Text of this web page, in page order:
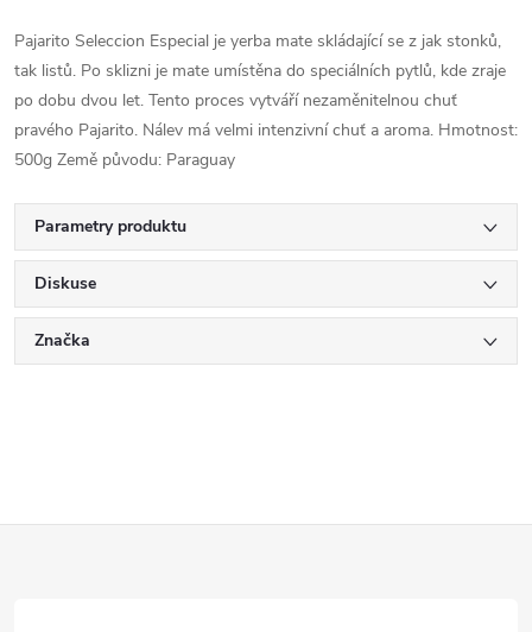
Pajarito Seleccion Especial je yerba mate skládající se z jak stonků,
tak listů. Po sklizni je mate umístěna do speciálních pytlů, kde zraje
po dobu dvou let. Tento proces vytváří nezaměnitelnou chuť
pravého Pajarito. Nálev má velmi intenzivní chuť a aroma. Hmotnost:
500g Země původu: Paraguay
Parametry produktu
Diskuse
Značka